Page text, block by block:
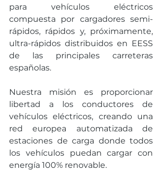
para vehículos eléctricos
compuesta por cargadores semi-
rápidos, rápidos y, próximamente,
ultra-rápidos distribuidos en EESS
de las principales carreteras
españolas.
Nuestra misión es proporcionar
libertad a los conductores de
vehículos eléctricos, creando una
red europea automatizada de
estaciones de carga donde todos
los vehículos puedan cargar con
energía 100% renovable.